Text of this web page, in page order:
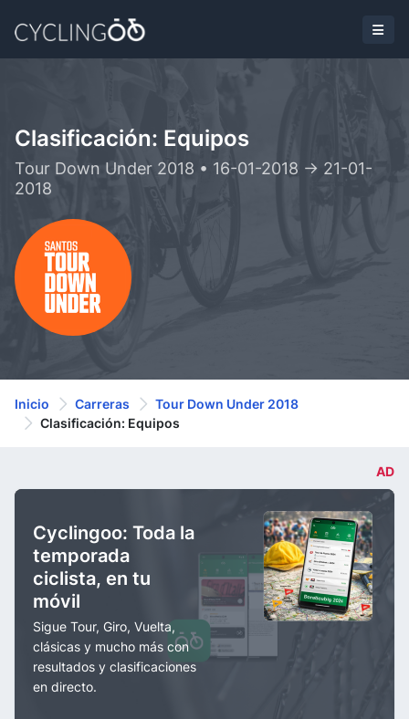
Clasificación: Equipos
Tour Down Under 2018 • 16-01-2018 -> 21-01-
2018
Inicio Carreras
Tour Down Under 2018
Clasificación: Equipos
AD
Cyclingoo: Toda la
temporada
ciclista, en tu
móvil
Sigue Tour, Giro, Vuelta,
clásicas y mucho más con
resultados y clasificaciones
en directo.